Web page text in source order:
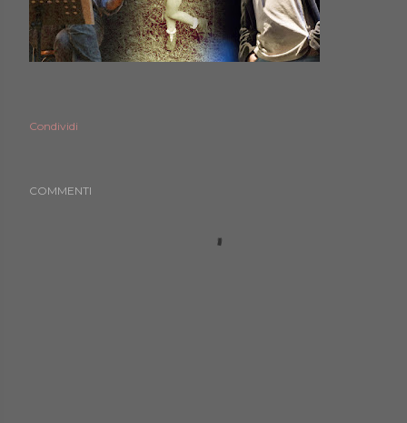
Condividi
COMMENTI